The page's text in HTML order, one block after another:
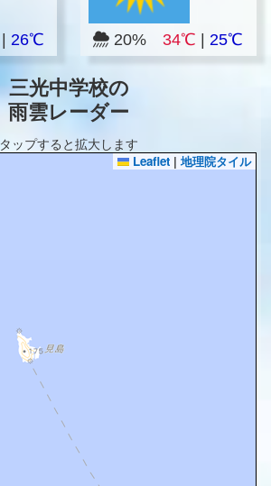
26℃ 20%34℃ |25℃
三光中学校の
雨雲レーダー
タップすると拡大します
Leaflet | 地理院タイル